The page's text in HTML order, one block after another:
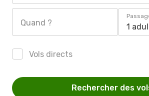
Quand ? 1
Vols directs
Rechercher des